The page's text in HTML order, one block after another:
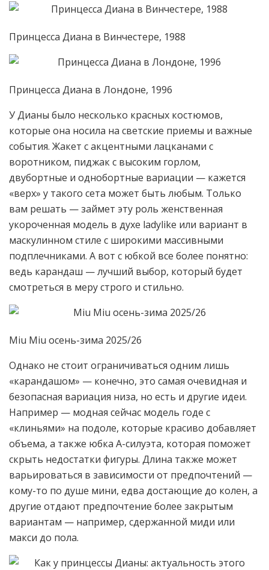
Принцесса Диана в Винчестере, 1988
Принцесса Диана в Лондоне, 1996
У Дианы было несколько красных костюмов,
которые она носила на светские приемы и важные
события. Жакет с акцентными лацканами с
воротником, пиджак с высоким горлом,
двубортные и однобортные вариации — кажется
«верх» у такого сета может быть любым. Только
вам решать — займет эту роль женственная
укороченная модель в духе ladylike или вариант в
маскулинном стиле с широкими массивными
подплечниками. А вот с юбкой все более понятно:
ведь карандаш — лучший выбор, который будет
смотреться в меру строго и стильно.
Miu Miu осень-зима 2025/26
Однако не стоит ограничиваться одним лишь
«карандашом» — конечно, это самая очевидная и
безопасная вариация низа, но есть и другие идеи.
Например — модная сейчас модель годе с
«клиньями» на подоле, которые красиво добавляет
объема, а также юбка А-силуэта, которая поможет
скрыть недостатки фигуры. Длина также может
варьироваться в зависимости от предпочтений —
кому-то по душе мини, едва достающие до колен, а
другие отдают предпочтение более закрытым
вариантам — например, сдержанной миди или
макси до пола.